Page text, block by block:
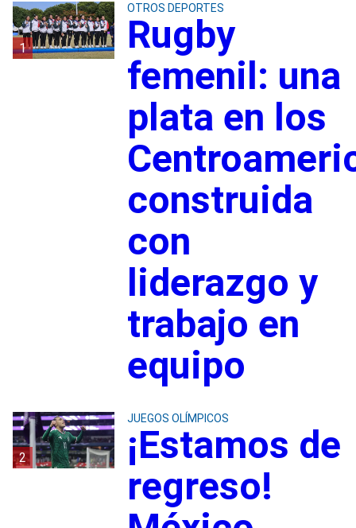
1
OTROS DEPORTES
Rugby
femenil: una
plata en los
construida
con
liderazgo y
trabajo en
equipo
2
JUEGOS OLÍMPICOS
¡Estamos de
regreso!